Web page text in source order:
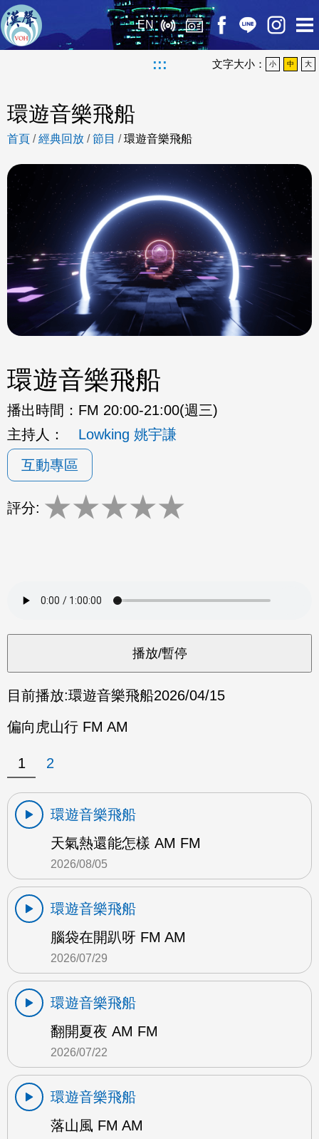
EN
::: 文字大小： 小 中 大
環遊音樂飛船
首頁 /經典回放 /節目 /環遊音樂飛船
環遊音樂飛船
播出時間： FM 20:00-21:00(週三)
主持人：
Lowking 姚宇謙
互動專區
評分: ★★★★★
目前播放:環遊音樂飛船2026/04/15
偏向虎山行 FM AM
1 2
環遊音樂飛船
天氣熱還能怎樣 AM FM
2026/08/05
環遊音樂飛船
腦袋在開趴呀 FM AM
2026/07/29
環遊音樂飛船
翻開夏夜 AM FM
2026/07/22
環遊音樂飛船
落山風 FM AM